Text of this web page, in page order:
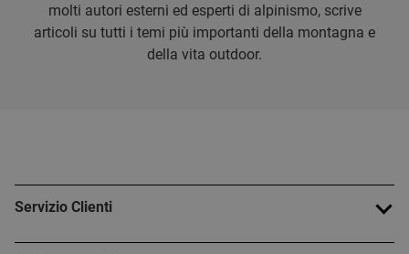
molti autori esterni ed esperti di alpinismo, scrive
articoli su tutti i temi più importanti della montagna e
della vita outdoor.
Servizio Clienti